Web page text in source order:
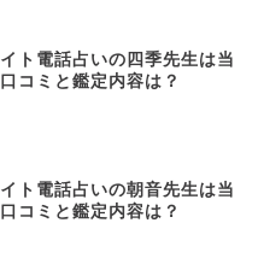
ト電話占いの四季先生は当
コミと鑑定内容は？
ト電話占いの朝音先生は当
コミと鑑定内容は？